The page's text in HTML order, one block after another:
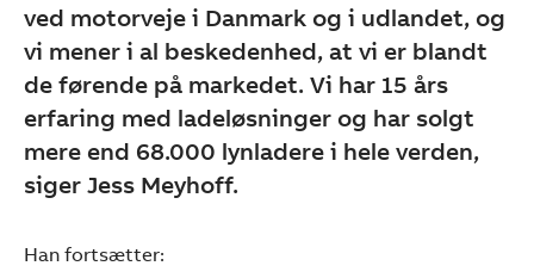
ved motorveje i Danmark og i udlandet, og
vi mener i al beskedenhed, at vi er blandt
de førende på markedet. Vi har 15 års
erfaring med ladeløsninger og har solgt
mere end 68.000 lynladere i hele verden,
siger Jess Meyhoff.
Han fortsætter: